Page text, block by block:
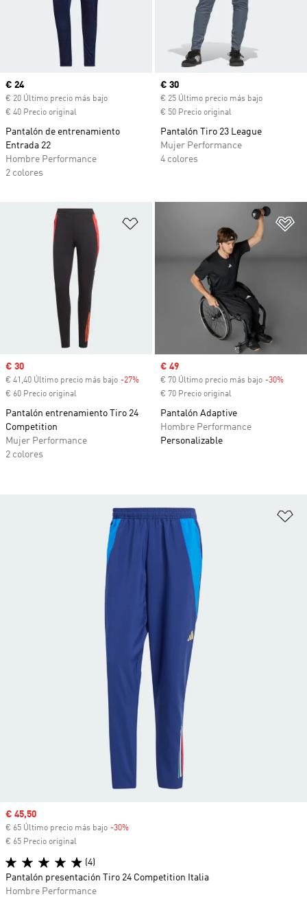
Precio actual
€ 24
€ 20 Último precio más bajo
€ 40 Precio original
Pantalón de entrenamiento
Entrada 22
Hombre Performance
2 colores
Precio actual
€ 30
€ 25 Último precio más bajo
€ 50 Precio original
Pantalón Tiro 23 League
Mujer Performance
4 colores
Añadir a la lista de deseos
Precio de venta
€ 30
€ 41,40 Último precio más bajo -27% Descuento
€ 60 Precio original
Pantalón entrenamiento Tiro 24
Competition
Mujer Performance
2 colores
Precio de venta
€ 49
€ 70 Último precio más bajo -30%
€ 70 Precio original
Pantalón Adaptive
Hombre Performance
Personalizable
Precio de venta
€ 45,50
€ 65 Último precio más bajo -30%
€ 65 Precio original
(4)
Pantalón presentación Tiro 24 Competition Italia
Hombre Performance